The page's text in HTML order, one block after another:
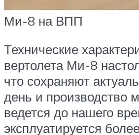
Ми-8 на ВПП
Технические
вертолета Ми-8
что сохраняют
день и производство
ведется до нашего
эксплуатируется